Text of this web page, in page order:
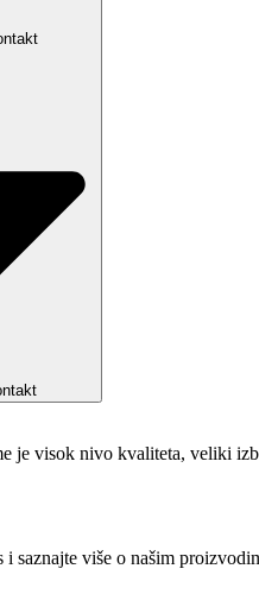
je visok nivo kvaliteta, veliki
i saznajte više o našim